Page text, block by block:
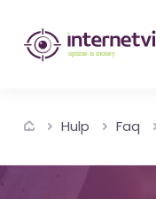
internetvista
monitoring
bewaking
van
websites
Hulp Faq